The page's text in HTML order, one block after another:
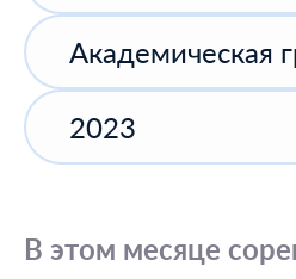
Академическая
2023
В этом месяце